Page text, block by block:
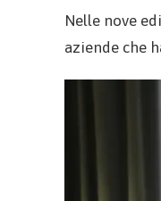
Nelle nove
aziende che